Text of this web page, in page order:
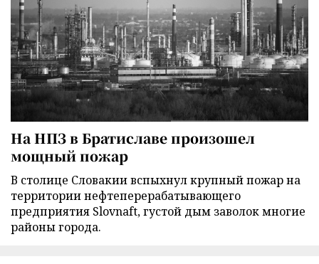
На НПЗ в Братиславе произошел
мощный пожар
В столице Словакии вспыхнул крупный пожар на
территории нефтеперерабатывающего
предприятия Slovnaft, густой дым заволок многие
районы города.